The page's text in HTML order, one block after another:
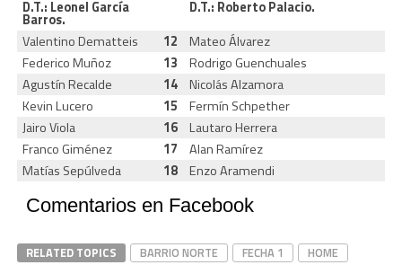
D.T.: Leonel García
Barros.
D.T.: Roberto Palacio.
Valentino Dematteis
12
Mateo Álvarez
Federico Muñoz
13
Rodrigo Guenchuales
Agustín Recalde
14
Nicolás Alzamora
Kevin Lucero
15
Fermín Schpether
Jairo Viola
16
Lautaro Herrera
Franco Giménez
17
Alan Ramírez
Matías Sepúlveda
18 Enzo Aramendi
Comentarios en Facebook
RELATED TOPICS BARRIO NORTE FECHA 1
HOME